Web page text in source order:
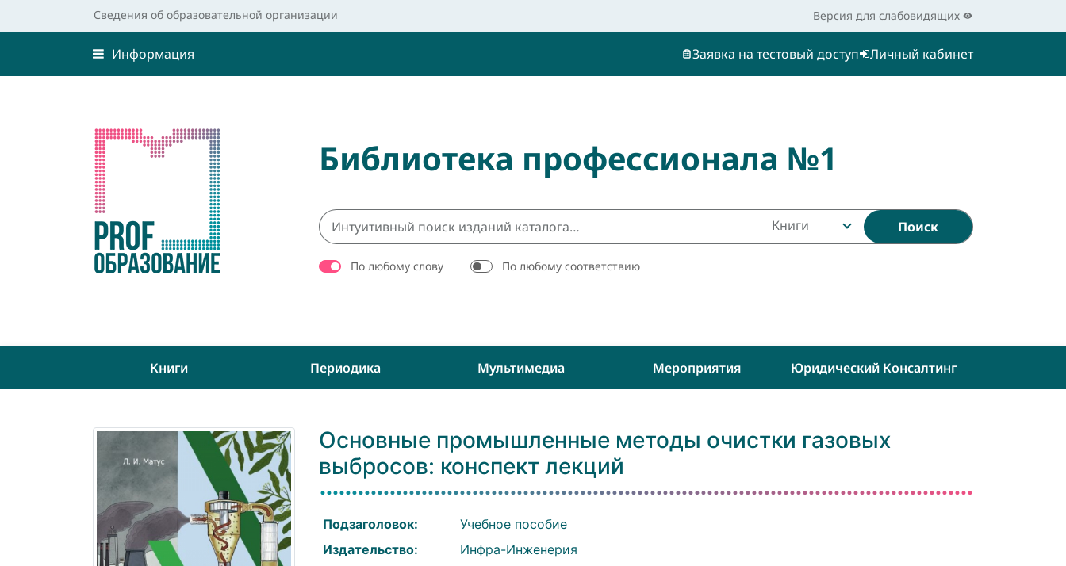
Сведения об образовательной организации Версия для слабовидящих
Информация Заявка на тестовый доступ Личный кабинет
Библиотека профессионала №1
Книги Поиск
По любому слову По любому соответствию
Книги Периодика Мультимедиа Мероприятия Юридический Консалтинг
Основные промышленные методы очистки газовых
выбросов: конспект лекций
Подзаголовок:
Учебное пособие
Издательство:
Инфра-Инженерия